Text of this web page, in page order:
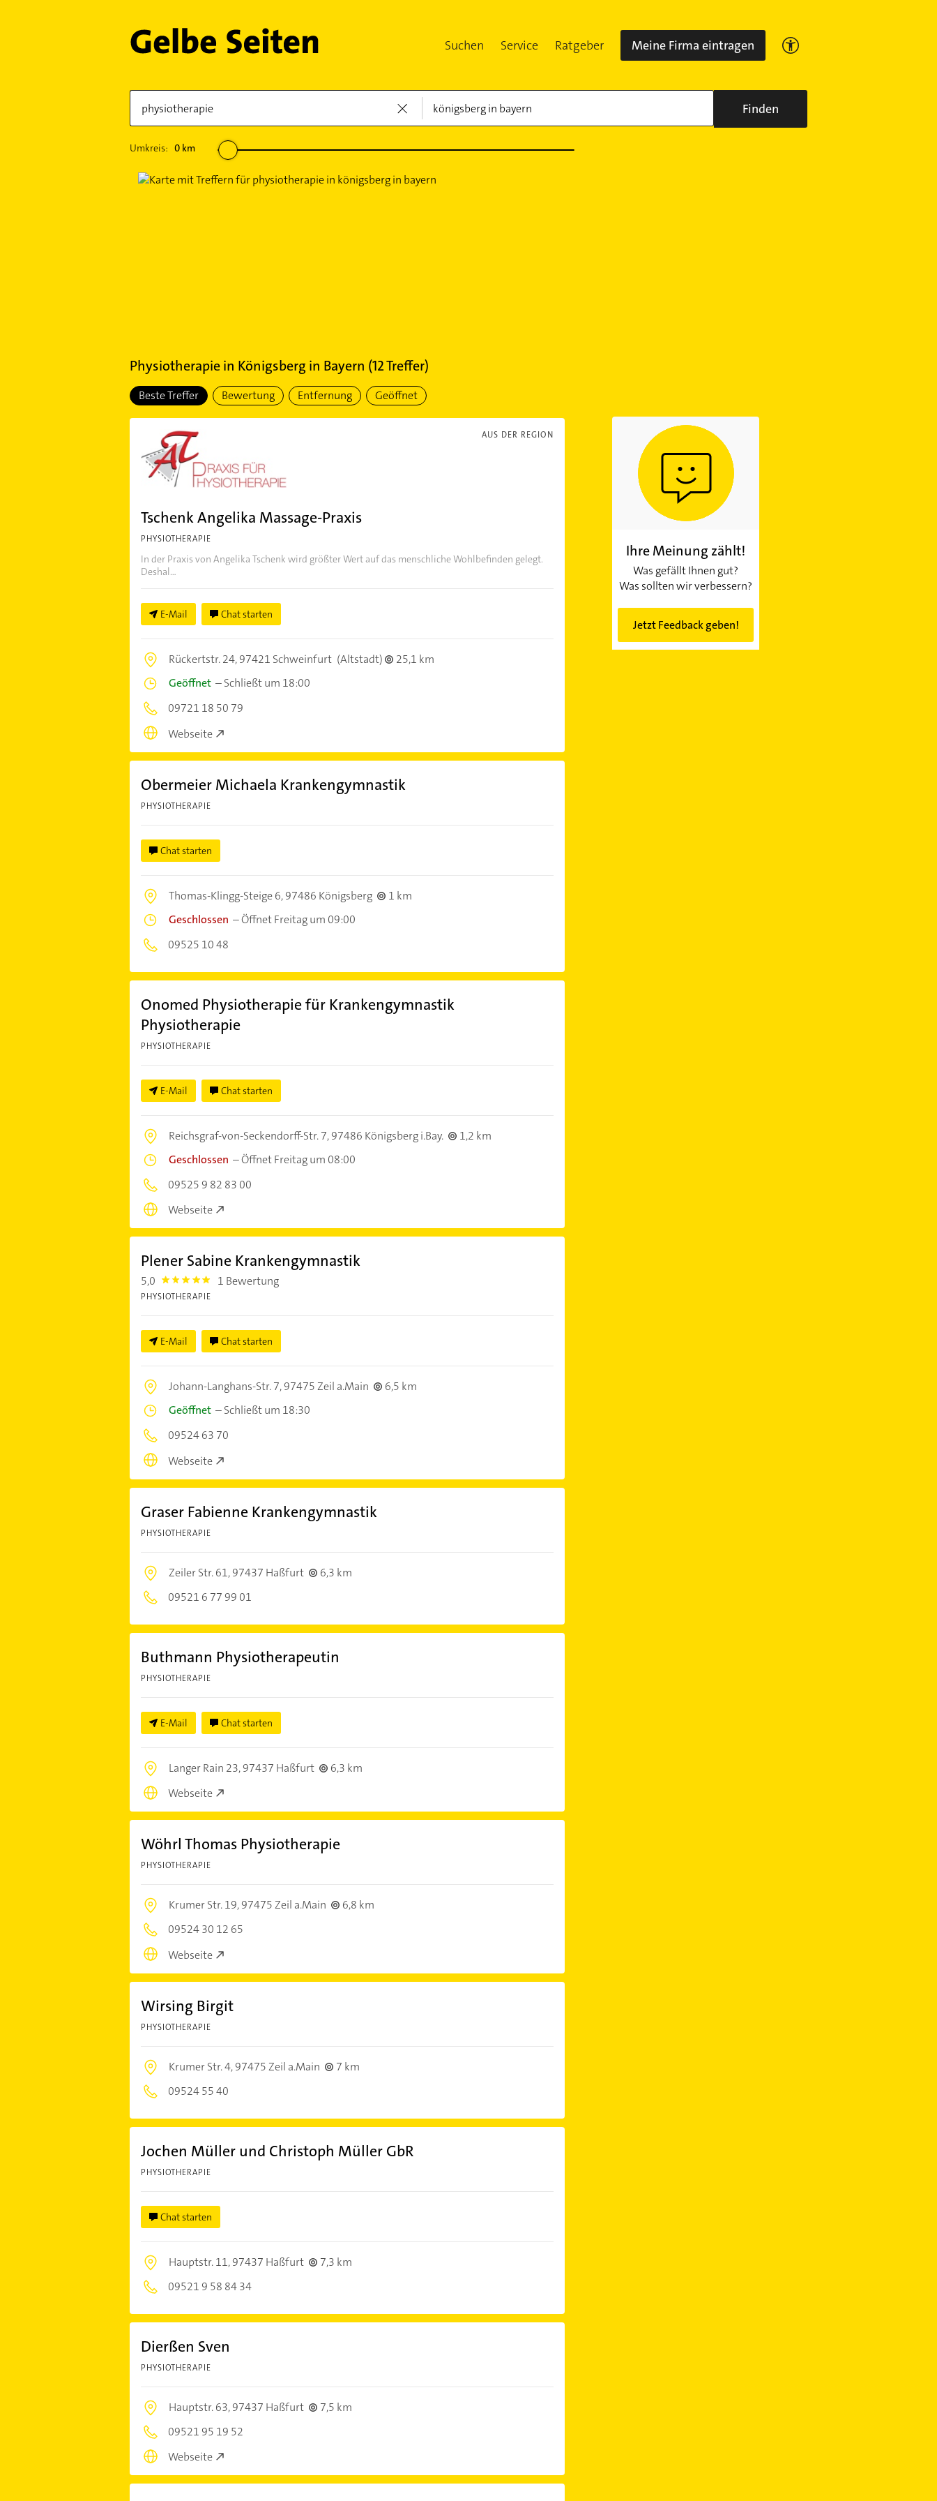
Suchen Service Ratgeber Meine Firma eintragen
Finden
Umkreis: 0km
Physiotherapiein Königsberg in Bayern (12Treffer)
Beste Treffer Bewertung Entfernung Geöffnet
AUS DER REGION
Tschenk Angelika Massage-Praxis
PHYSIOTHERAPIE
In der Praxis von Angelika Tschenk wird größter Wert auf das menschliche Wohlbefinden gelegt.
Deshal...
E-Mail Chat starten
Rückertstr. 24,97421 Schweinfurt (Altstadt)
25,1 km
Geöffnet–Schließt um 18:00
09721 18 50 79
Webseite
Obermeier Michaela Krankengymnastik
PHYSIOTHERAPIE
Chat starten
Thomas-Klingg-Steige 6,97486 Königsberg
1 km
Geschlossen –Öffnet Freitag um 09:00
09525 10 48
Onomed Physiotherapie für Krankengymnastik
Physiotherapie
PHYSIOTHERAPIE
E-Mail Chat starten
Reichsgraf-von-Seckendorff-Str. 7,97486 Königsberg i.Bay.
1,2 km
Geschlossen –Öffnet Freitag um 08:00
09525 9 82 83 00
Webseite
Plener Sabine Krankengymnastik
5,0 5.0 1 Bewertung
PHYSIOTHERAPIE
E-Mail Chat starten
Johann-Langhans-Str. 7,97475 Zeil a.Main
6,5 km
Geöffnet–Schließt um 18:30
09524 63 70
Webseite
Graser Fabienne Krankengymnastik
PHYSIOTHERAPIE
Zeiler Str. 61,97437 Haßfurt
6,3 km
09521 6 77 99 01
Buthmann Physiotherapeutin
PHYSIOTHERAPIE
E-Mail Chat starten
Langer Rain 23,97437 Haßfurt
6,3 km
Webseite
Wöhrl Thomas Physiotherapie
PHYSIOTHERAPIE
Krumer Str. 19,97475 Zeil a.Main
6,8 km
09524 30 12 65
Webseite
Wirsing Birgit
PHYSIOTHERAPIE
Krumer Str. 4,97475 Zeil a.Main
7 km
09524 55 40
Jochen Müller und Christoph Müller GbR
PHYSIOTHERAPIE
Chat starten
Hauptstr. 11,97437 Haßfurt
7,3 km
09521 9 58 84 34
Dierßen Sven
PHYSIOTHERAPIE
Hauptstr. 63,97437 Haßfurt
7,5 km
09521 95 19 52
Webseite
Ihre Meinung zählt!
Was gefällt Ihnen gut?
Was sollten wir verbessern?
Jetzt Feedback geben!